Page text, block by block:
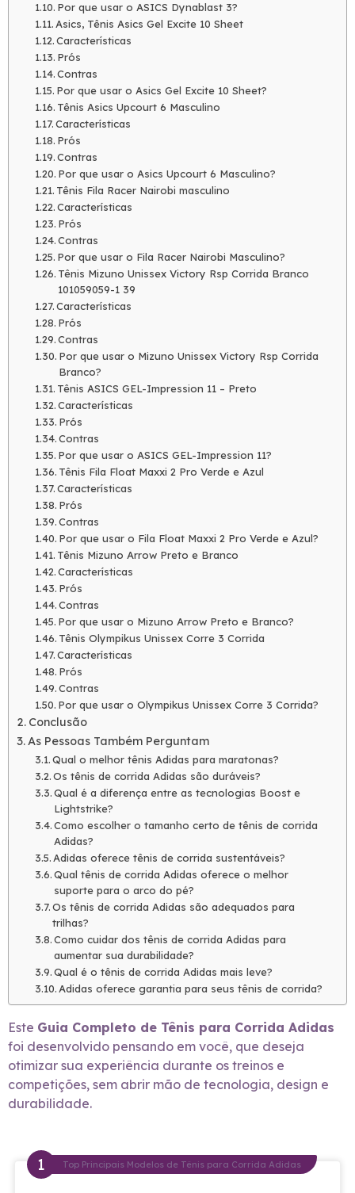
Por que usar o ASICS Dynablast 3?
Asics, Tênis Asics Gel Excite 10 Sheet
Características
Prós
Contras
Por que usar o Asics Gel Excite 10 Sheet?
Tênis Asics Upcourt 6 Masculino
Características
Prós
Contras
Por que usar o Asics Upcourt 6 Masculino?
Tênis Fila Racer Nairobi masculino
Características
Prós
Contras
Por que usar o Fila Racer Nairobi Masculino?
Tênis Mizuno Unissex Victory Rsp Corrida Branco
101059059-1 39
Características
Prós
Contras
Por que usar o Mizuno Unissex Victory Rsp Corrida
Branco?
Tênis ASICS GEL-Impression 11 – Preto
Características
Prós
Contras
Por que usar o ASICS GEL-Impression 11?
Tênis Fila Float Maxxi 2 Pro Verde e Azul
Características
Prós
Contras
Por que usar o Fila Float Maxxi 2 Pro Verde e Azul?
Tênis Mizuno Arrow Preto e Branco
Características
Prós
Contras
Por que usar o Mizuno Arrow Preto e Branco?
Tênis Olympikus Unissex Corre 3 Corrida
Características
Prós
Contras
Por que usar o Olympikus Unissex Corre 3 Corrida?
Conclusão
As Pessoas Também Perguntam
Qual o melhor tênis Adidas para maratonas?
Os tênis de corrida Adidas são duráveis?
Qual é a diferença entre as tecnologias Boost e
Lightstrike?
Como escolher o tamanho certo de tênis de corrida
Adidas?
Adidas oferece tênis de corrida sustentáveis?
Qual tênis de corrida Adidas oferece o melhor
suporte para o arco do pé?
Os tênis de corrida Adidas são adequados para
trilhas?
Como cuidar dos tênis de corrida Adidas para
aumentar sua durabilidade?
Qual é o tênis de corrida Adidas mais leve?
Adidas oferece garantia para seus tênis de corrida?
Este Guia Completo de Tênis para Corrida Adidas
foi desenvolvido pensando em você, que deseja
otimizar sua experiência durante os treinos e
competições, sem abrir mão de tecnologia, design e
durabilidade.
Top Principais Modelos de Tênis para Corrida Adidas